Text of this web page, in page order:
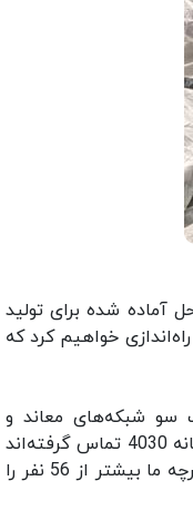
شده برای تولید
خواهیم کرد که
شبکه‌های معاند و
رسانه‌های ضدانقلاب تا امروز 60 هزار نفر برای داوطلبی تزریق واکسن با سامانه 4030 تماس گرفته‌اند
و 36 هزار نفر پس از اطلاع از شرایط لازم، ثبت‌نام خود را قطعی کرده‌اند، اگرچه ما بیشتر از 56 نفر را